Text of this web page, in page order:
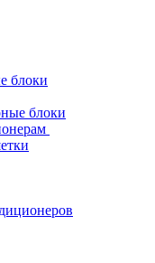
блоки
блоки